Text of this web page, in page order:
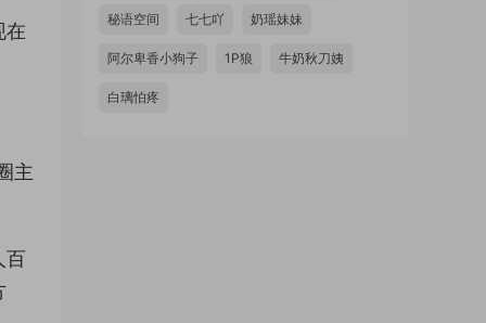
在
主
百
秘语空间 七七吖 奶瑶妹妹
阿尔卑香小狗子 1P狼 牛奶秋刀姨
白璃怕疼